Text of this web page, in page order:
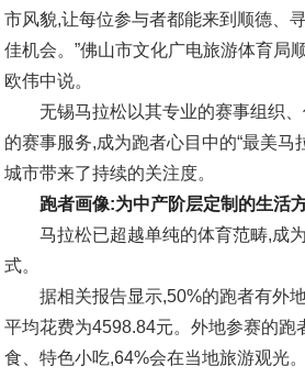
市风貌,让每位参与者都能来到顺德、
佳机会。”佛山市文化广电旅游体育局
欧伟中说。
无锡马拉松以其专业的赛事组织
的赛事服务,成为跑者心目中的“最美马
城市带来了持续的关注度。
跑者画像:为中产阶层定制的生活
马拉松已超越单纯的体育范畴,成
式。
据相关报告显示,50%的跑者有外
平均花费为4598.84元。外地参赛的跑
食、特色小吃,64%会在当地旅游观光。